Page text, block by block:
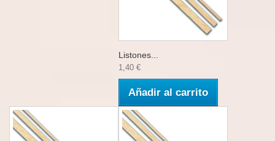
Listones...
1,40 €
Añadir al carrito